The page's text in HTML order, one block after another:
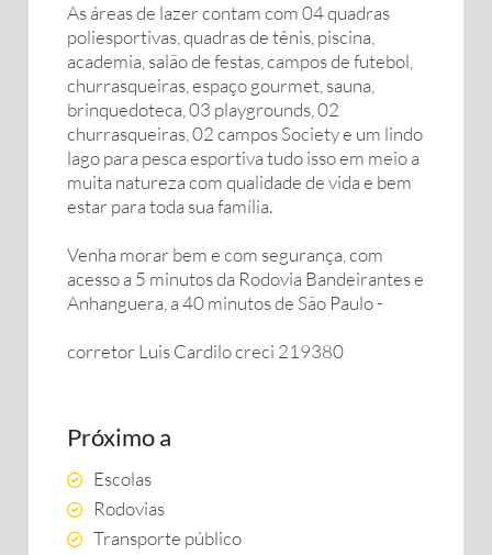
As áreas de lazer contam com 04 quadras
poliesportivas, quadras de tênis, piscina,
academia, salão de festas, campos de futebol,
churrasqueiras, espaço gourmet, sauna,
brinquedoteca, 03 playgrounds, 02
churrasqueiras, 02 campos Society e um lindo
lago para pesca esportiva tudo isso em meio a
muita natureza com qualidade de vida e bem
estar para toda sua família.
Venha morar bem e com segurança, com
acesso a 5 minutos da Rodovia Bandeirantes e
Anhanguera, a 40 minutos de São Paulo -
corretor Luis Cardilo creci 219380
Próximo a
Escolas
Rodovias
Transporte público